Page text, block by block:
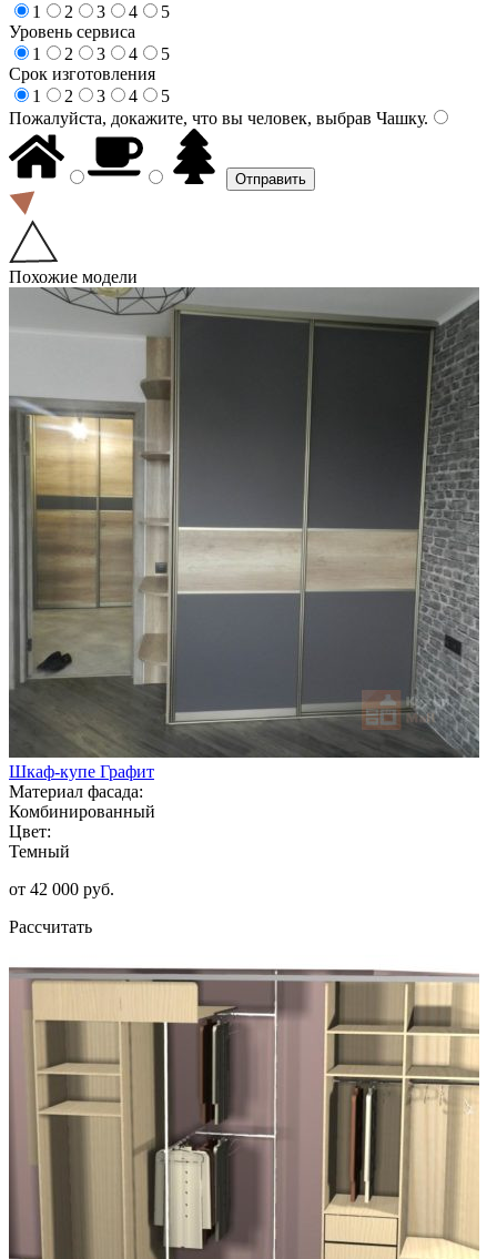
1
2 3 4
5
Уровень сервиса
1
2 3 4
5
Срок изготовления
1
2 3 4
5
Пожалуйста, докажите, что вы человек, выбрав Чашку.
Похожие модели
Шкаф-купе Графит
Материал фасада:
Комбинированный
Цвет:
Темный
от 42 000 руб.
Рассчитать